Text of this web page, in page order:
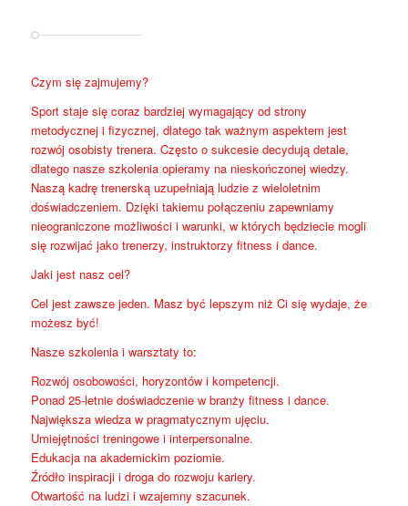
Czym się zajmujemy?
Sport staje się coraz bardziej wymagający od strony
metodycznej i fizycznej, dlatego tak ważnym aspektem jest
rozwój osobisty trenera. Często o sukcesie decydują detale,
dlatego nasze szkolenia opieramy na nieskończonej wiedzy.
Naszą kadrę trenerską uzupełniają ludzie z wieloletnim
doświadczeniem. Dzięki takiemu połączeniu zapewniamy
nieograniczone możliwości i warunki, w których będziecie mogli
się rozwijać jako trenerzy, instruktorzy fitness i dance.
Jaki jest nasz cel?
Cel jest zawsze jeden. Masz być lepszym niż Ci się wydaje, że
możesz być!
Nasze szkolenia i warsztaty to:
Rozwój osobowości, horyzontów i kompetencji.
Ponad 25-letnie doświadczenie w branży fitness i dance.
Największa wiedza w pragmatycznym ujęciu.
Umiejętności treningowe i interpersonalne.
Edukacja na akademickim poziomie.
Źródło inspiracji i droga do rozwoju kariery.
Otwartość na ludzi i wzajemny szacunek.